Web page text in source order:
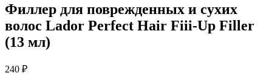
Филлер для поврежденных и сухих
волос Lador Perfect Hair Fiii-Up Filler
(13 мл)
240 ₽